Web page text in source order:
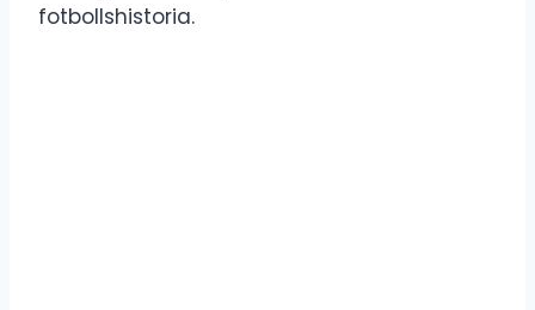
fotbollshistoria.